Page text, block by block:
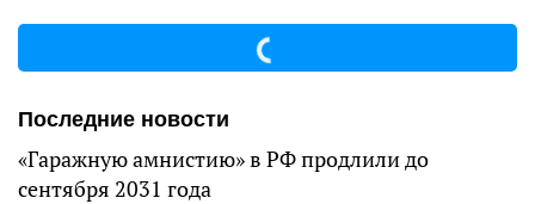
Последние новости
«Гаражную амнистию» в РФ продлили до
сентября 2031 года